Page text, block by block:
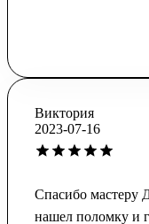
Виктория
2023-07-16
Спасибо мастеру
нашел поломку и